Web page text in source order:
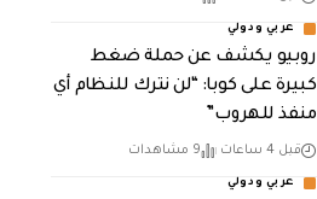
عربي ودولي
روبيو يكشف عن حملة ضغط
كبيرة على كوبا: “لن نترك للنظام أي
منفذ للهروب”
قبل 4 ساعات 9 مشاهدات
عربي ودولي